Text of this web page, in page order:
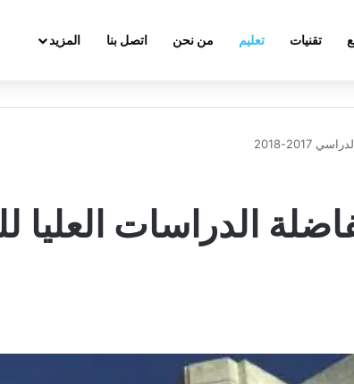
تقنيات تعليم من نحن اتصل بنا المزيد
2018